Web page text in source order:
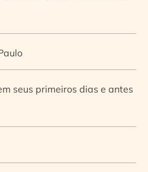
seus primeiros dias e antes